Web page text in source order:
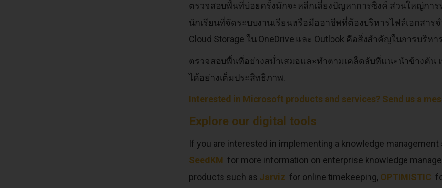
ตรวจสอบพื้นที่บ่อยครั้งมักจะหลีกเลี่ยงปัญหาการซิงค์ ส่วนใหญ่กา
นักเรียนที่จัดระบบงานเรียนหรือมืออาชีพที่ต้องบริหารไฟล์เอกสาร
Cloud Storage ใน OneDrive และ Outlook คือสิ่งสำคัญในการบริ
ตรวจสอบพื้นที่อย่างสม่ำเสมอและทำตามเคล็ดลับที่แนะนำข้างต้น
ได้อย่างเต็มประสิทธิภาพ.
Interested in Microsoft products and services? Send us a
Explore our digital tools
If you are interested in implementing a knowledge
SeedKM for more information on enterprise knowledge
products such as Jarviz for online timekeeping, OPTIMISTIC